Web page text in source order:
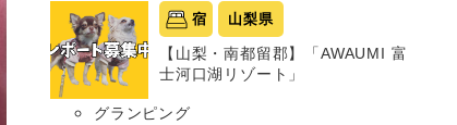
宿 山梨県
【山梨・南都留郡】「AWAUMI 富
士河口湖リゾート」
グランピング